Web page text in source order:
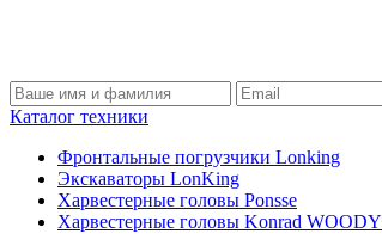
Каталог техники
Фронтальные погрузчики Lonking
Экскаваторы LonKing
Харвестерные головы Ponsse
Харвестерные головы Konrad WOODY